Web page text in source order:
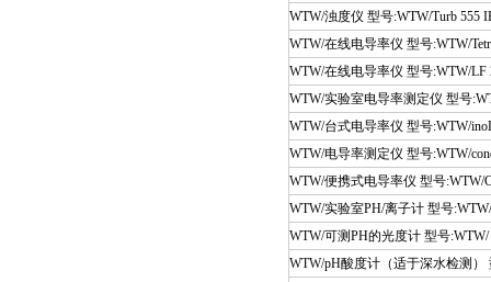
WTW/浊度仪 型号:WTW/Turb 555
WTW/在线电导率仪 型号:WTW/
WTW/在线电导率仪 型号:WTW/LF
WTW/实验室电导率测定仪 型号
WTW/台式电导率仪 型号:WTW/
WTW/电导率测定仪 型号:WTW/
WTW/便携式电导率仪 型号:WTW/
WTW/实验室PH/离子计 型号
WTW/可测PH的光度计 型号:WTW/
WTW/pH酸度计（适于深水检测）